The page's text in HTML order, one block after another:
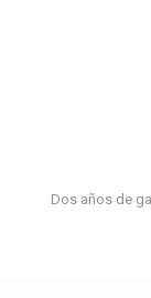
Dos años de